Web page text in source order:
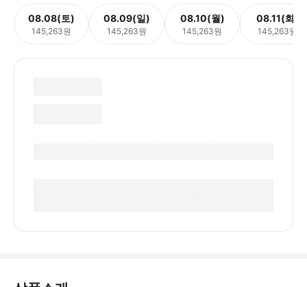
08.08(토)
145,263원
08.09(일)
145,263원
08.10(월)
145,263원
08.11(화)
145,263원